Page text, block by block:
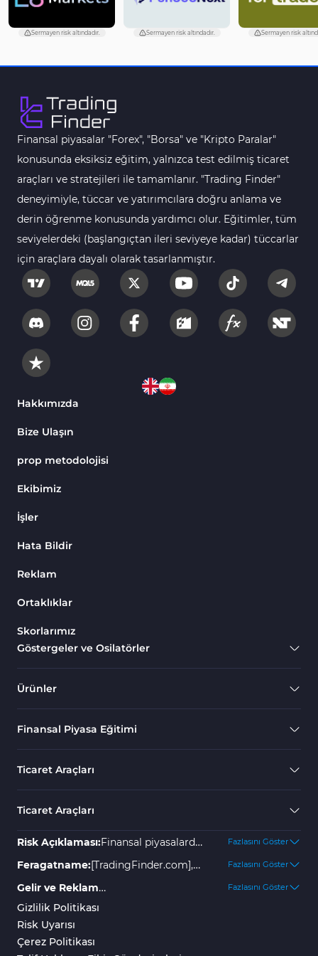
Sermayen risk altındadır. Sermayen risk altındadır. Sermayen risk
Finansal piyasalar "Forex", "Borsa" ve "Kripto Paralar"
konusunda eksiksiz eğitim, yalnızca test edilmiş ticaret
araçları ve stratejileri ile tamamlanır. "Trading Finder"
deneyimiyle, tüccar ve yatırımcılara doğru anlama ve
derin öğrenme konusunda yardımcı olur. Eğitimler, tüm
seviyelerdeki (başlangıçtan ileri seviyeye kadar) tüccarlar
için araçlara dayalı olarak tasarlanmıştır.
Hakkımızda
Bize Ulaşın
prop metodolojisi
Ekibimiz
İşler
Hata Bildir
Reklam
Ortaklıklar
Skorlarımız
Göstergeler ve Osilatörler
Ürünler
Finansal Piyasa Eğitimi
Ticaret Araçları
Ticaret Araçları
Risk Açıklaması:Finansal piyasalarda
yer almak yüksek risk içerir ve
tamamını kaybetmenize neden
olabilir. Kayıpları önlemek için
herhangi bir garanti veya belirli
yönergeler yoktur. Broker
Fazlasını Göster
Feragatname:[TradingFinder.com],
olası kayıplar veya zararlar için hiçbir
sorumluluğundadır. Geçmiş sonuçlar
gelecekteki başarıyı garanti etmez, bu
Fazlasını Göster
Gelir ve Reklam
Açıklaması:"TradingFinder"
platformu çeşitli hizmetler
sunmaktadır; bazıları ücretsiz olup,
Fazlasını Göster
Gizlilik Politikası
Risk Uyarısı
Çerez Politikası